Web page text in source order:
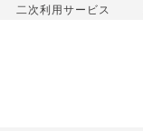
二次利用サービス